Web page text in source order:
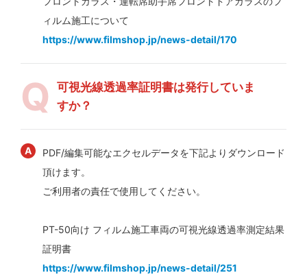
ィルム施工について
https://www.filmshop.jp/news-detail/170
可視光線透過率証明書は発行していま
すか？
PDF/編集可能なエクセルデータを下記よりダウンロード
頂けます。
ご利用者の責任で使用してください。
PT-50向け フィルム施工車両の可視光線透過率測定結果
証明書
https://www.filmshop.jp/news-detail/251